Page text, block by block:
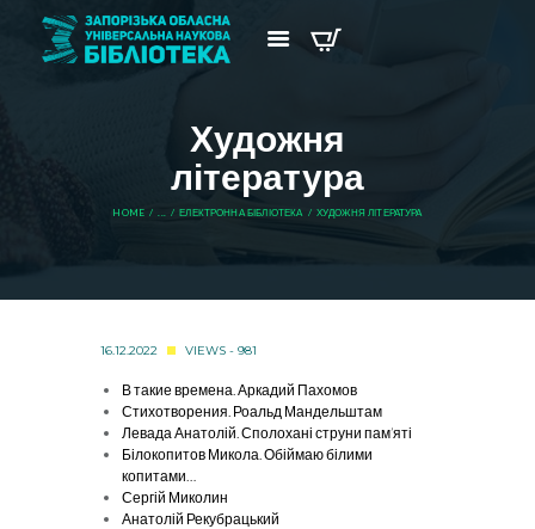
Художня
література
HOME ... ЕЛЕКТРОННА БІБЛІОТЕКА ХУДОЖНЯ ЛІТЕРАТУРА
16.12.2022 VIEWS - 981
В такие времена. Аркадий Пахомов
Стихотворения. Роальд Мандельштам
Левада Анатолій. Сполохані струни пам’яті
Білокопитов Микола. Обіймаю білими
копитами…
Сергій Миколин
Анатолій Рекубрацький